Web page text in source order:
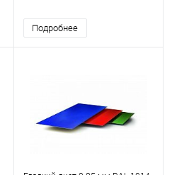
Подробнее